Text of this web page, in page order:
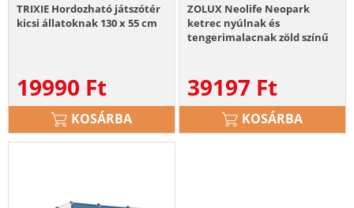
TRIXIE Hordozható játszótér
kicsi állatoknak 130 x 55 cm
19990 Ft
KOSÁRBA
ZOLUX Neolife Neopark
ketrec nyúlnak és
tengerimalacnak zöld színű
39197 Ft
KOSÁRBA